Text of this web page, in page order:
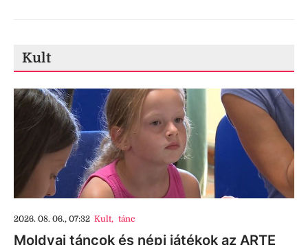
Kult
2026. 08. 06., 07:32 Kult, tánc
Moldvai táncok és népi játékok az ARTE